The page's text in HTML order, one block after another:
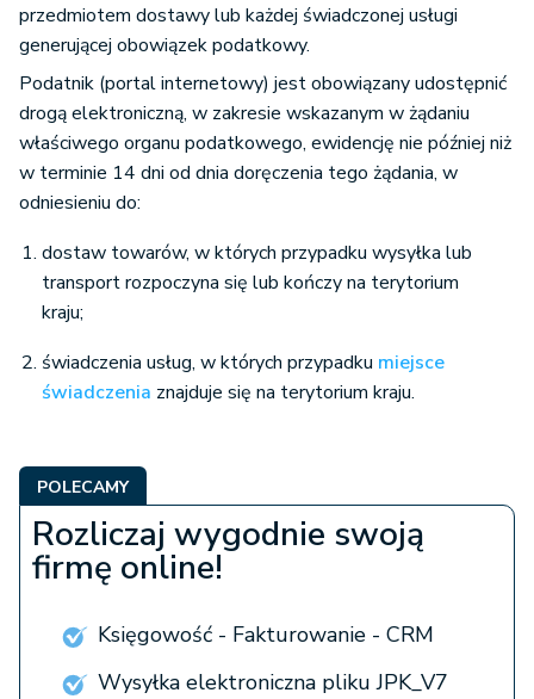
przedmiotem dostawy lub każdej świadczonej usługi
generującej obowiązek podatkowy.
Podatnik (portal internetowy) jest obowiązany udostępnić
drogą elektroniczną, w zakresie wskazanym w żądaniu
właściwego organu podatkowego, ewidencję nie później niż
w terminie 14 dni od dnia doręczenia tego żądania, w
odniesieniu do:
dostaw towarów, w których przypadku wysyłka lub
transport rozpoczyna się lub kończy na terytorium
kraju;
świadczenia usług, w których przypadku miejsce
świadczenia znajduje się na terytorium kraju.
POLECAMY
Rozliczaj wygodnie swoją
firmę online!
Księgowość - Fakturowanie - CRM
Wysyłka elektroniczna pliku JPK_V7